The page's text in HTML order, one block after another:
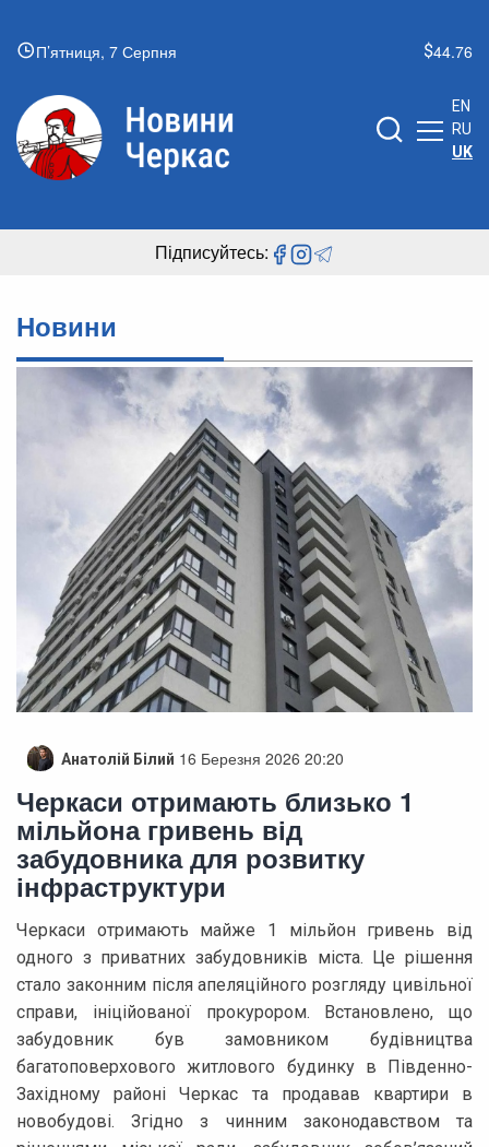
П’ятниця, 7 Серпня 44.76
EN
RU
UK
Підписуйтесь:
Новини
Анатолій Білий 16 Березня 2026 20:20
Черкаси отримають близько 1
мільйона гривень від
забудовника для розвитку
інфраструктури
Черкаси отримають майже 1 мільйон гривень від
одного з приватних забудовників міста. Це рішення
стало законним після апеляційного розгляду цивільної
справи, ініційованої прокурором. Встановлено, що
забудовник був замовником будівництва
багатоповерхового житлового будинку в Південно-
Західному районі Черкас та продавав квартири в
новобудові. Згідно з чинним законодавством та